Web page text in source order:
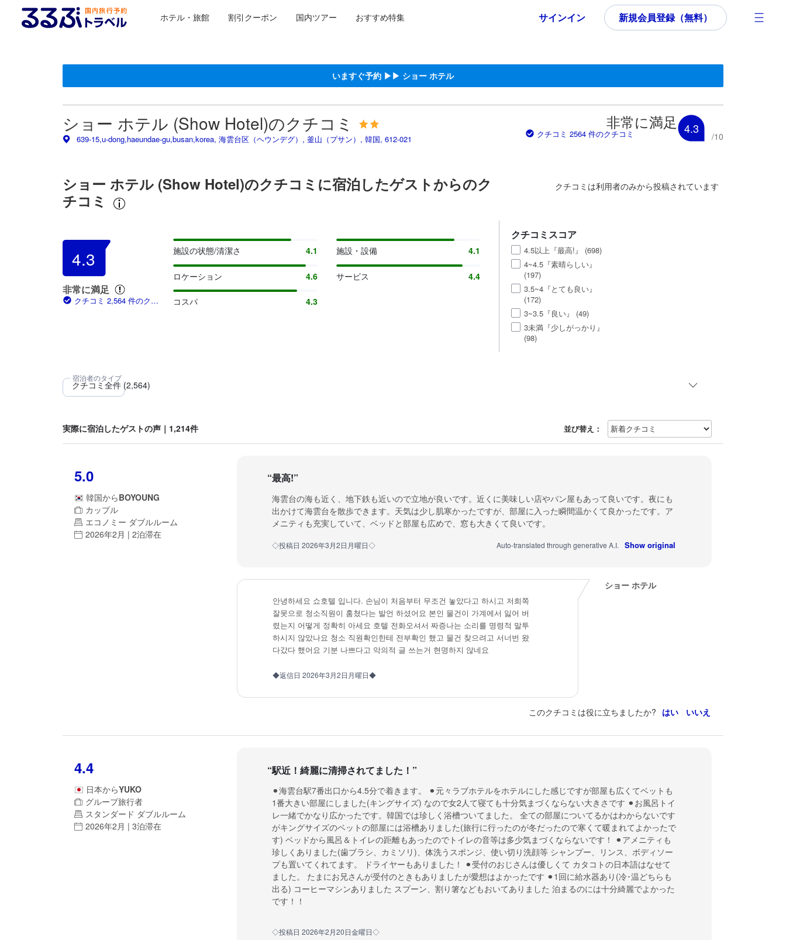
ホテル・旅館 割引クーポン 国内ツアー おすすめ特集 サインイン 新規会員登録（無料）
いますぐ予約 ▶▶ ショー ホテル
ショー ホテル (Show Hotel)のクチコミ
639-15,u-dong,haeundae-gu,busan,korea, 海雲台区（ヘウンデグ）, 釜山（プサン）, 韓国, 612-021
非常に満足
クチコミ 2564 件のクチコミ 4.3
/10
ショー ホテル (Show Hotel)のクチコミに宿泊したゲストからのク
チコミ
クチコミは利用者のみから投稿されています
4.3
非常に満足
クチコミ 2,564 件のクチ
施設の状態/清潔さ 4.1 施設・設備 4.1
ロケーション 4.6 サービス 4.4
コスパ 4.3
クチコミスコア
4.5以上『最高!』 (698)
4~4.5『素晴らしい』
(197)
3.5~4『とても良い』
(172)
3~3.5『良い』 (49)
3未満『少しがっかり』
(98)
実際に宿泊したゲストの声｜1,214件 並び替え：
5.0
韓国からBOYOUNG
カップル
エコノミー ダブルルーム
2026年2月 | 2泊滞在
“最高!”
海雲台の海も近く、地下鉄も近いので立地が良いです。近くに美味しい店やパン屋もあって良いです。夜にも
出かけて海雲台を散歩できます。天気は少し肌寒かったですが、部屋に入った瞬間温かくて良かったです。ア
メニティも充実していて、ベッドと部屋も広めで、窓も大きくて良いです。
◇投稿日 2026年3月2日月曜日◇ Auto-translated through generative A.I. Show original
안녕하세요 쇼호텔 입니다. 손님이 처음부터 무조건 놓았다고 하시고 저희쪽
잘못으로 청소직원이 훔쳤다는 발언 하셨어요 본인 물건이 가계에서 잃어 버
렸는지 어떻게 정확히 아세요 호텔 전화오셔서 짜증나는 소리를 명령적 말투
하시지 않았나요 청소 직원확인한테 전부확인 했고 물건 찾으려고 서너번 왔
다갔다 했어요 기분 나쁘다고 악의적 글 쓰는거 현명하지 않네요
◆返信日 2026年3月2日月曜日◆
ショー ホテル
このクチコミは役に立ちましたか? はい いいえ
4.4
日本からYUKO
グループ旅行者
スタンダード ダブルルーム
2026年2月 | 3泊滞在
“駅近！綺麗に清掃されてました！ ”
⚫︎海雲台駅7番出口から4.5分で着きます。 ⚫︎元々ラブホテルをホテルにした感じですが部屋も広くてベットも
1番大きい部屋にしました(キングサイズ) なので女2人て寝ても十分気まづくならない大きさです ⚫︎お風呂トイ
レ一緒でかなり広かったです。韓国では珍しく浴槽ついてました。 全ての部屋についてるかはわからないです
がキングサイズのベットの部屋には浴槽ありました(旅行に行ったのが冬だったので寒くて暖まれてよかったで
す) ベッドから風呂＆トイレの距離もあったのでトイレの音等は多少気まづくならないです！ ⚫︎アメニティも
珍しくありました(歯ブラシ、カミソリ)、体洗うスポンジ、使い切り洗顔等 シャンプー、リンス、ボディソー
プも置いてくれてます。 ドライヤーもありました！ ⚫︎受付のおじさんは優しくて カタコトの日本語はなせて
ました。 たまにお兄さんが受付のときもありましたが愛想はよかったです ⚫︎1回に給水器あり(冷･温どちらも
出る) コーヒーマシンありました スプーン、割り箸などもおいてありました 泊まるのには十分綺麗でよかった
です！！
◇投稿日 2026年2月20日金曜日◇